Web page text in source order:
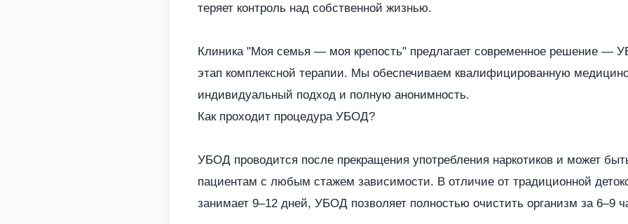
теряет контроль над собственной жизнью.
Клиника "Моя семья — моя крепость" предлагает современное решение —
этап комплексной терапии. Мы обеспечиваем квалифицированную
индивидуальный подход и полную анонимность.
Как проходит процедура УБОД?
УБОД проводится после прекращения употребления наркотиков и может
пациентам с любым стажем зависимости. В отличие от традиционной
занимает 9–12 дней, УБОД позволяет полностью очистить организм за 6–9